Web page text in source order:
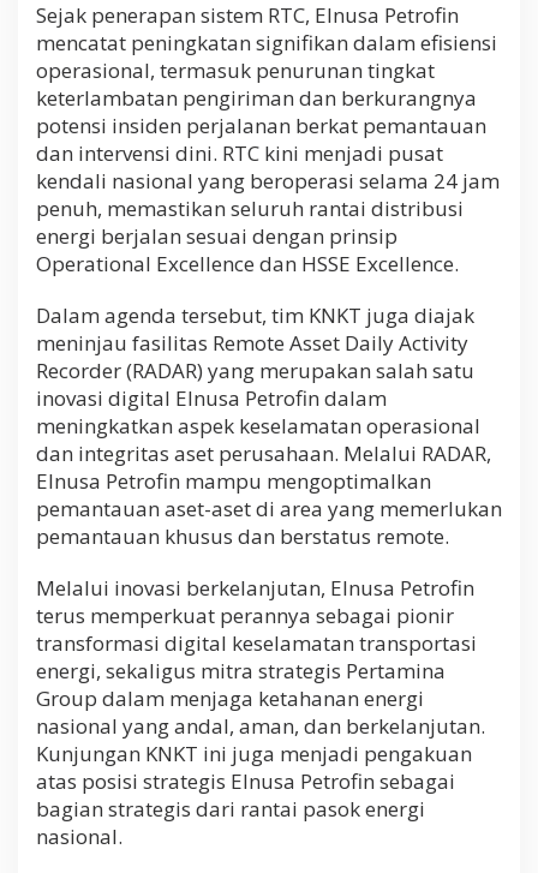
Sejak penerapan sistem RTC, Elnusa Petrofin
mencatat peningkatan signifikan dalam efisiensi
operasional, termasuk penurunan tingkat
keterlambatan pengiriman dan berkurangnya
potensi insiden perjalanan berkat pemantauan
dan intervensi dini. RTC kini menjadi pusat
kendali nasional yang beroperasi selama 24 jam
penuh, memastikan seluruh rantai distribusi
energi berjalan sesuai dengan prinsip
Operational Excellence dan HSSE Excellence.
Dalam agenda tersebut, tim KNKT juga diajak
meninjau fasilitas Remote Asset Daily Activity
Recorder (RADAR) yang merupakan salah satu
inovasi digital Elnusa Petrofin dalam
meningkatkan aspek keselamatan operasional
dan integritas aset perusahaan. Melalui RADAR,
Elnusa Petrofin mampu mengoptimalkan
pemantauan aset-aset di area yang memerlukan
pemantauan khusus dan berstatus remote.
Melalui inovasi berkelanjutan, Elnusa Petrofin
terus memperkuat perannya sebagai pionir
transformasi digital keselamatan transportasi
energi, sekaligus mitra strategis Pertamina
Group dalam menjaga ketahanan energi
nasional yang andal, aman, dan berkelanjutan.
Kunjungan KNKT ini juga menjadi pengakuan
atas posisi strategis Elnusa Petrofin sebagai
bagian strategis dari rantai pasok energi
nasional.